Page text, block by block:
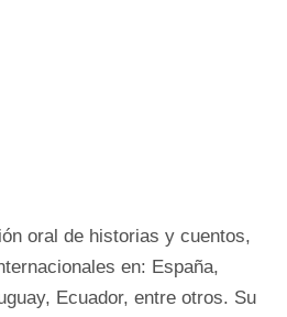
oral de historias y cuentos,
en: España,
Ecuador, entre otros. Su